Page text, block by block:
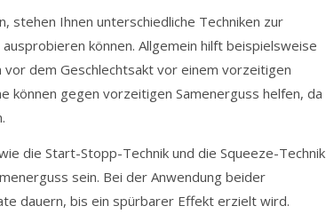
stehen Ihnen unterschiedliche Techniken zur
können. Allgemein hilft beispielsweise
dem Geschlechtsakt vor einem vorzeitigen
können gegen vorzeitigen Samenerguss helfen, da
die Start-Stopp-Technik und die Squeeze-Technik
sein. Bei der Anwendung beider
dauern, bis ein spürbarer Effekt erzielt wird.